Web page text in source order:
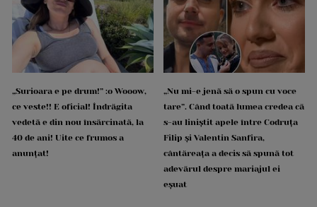
„Surioara e pe drum!” :o Wooow,
ce veste!! E oficial! Îndrăgita
vedetă e din nou însărcinată, la
40 de ani! Uite ce frumos a
anunțat!
„Nu mi-e jenă să o spun cu voce
tare”. Când toată lumea credea că
s-au liniștit apele între Codruța
Filip și Valentin Sanfira,
cântăreața a decis să spună tot
adevărul despre mariajul ei
eșuat